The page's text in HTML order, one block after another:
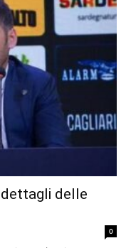
dettagli delle
0